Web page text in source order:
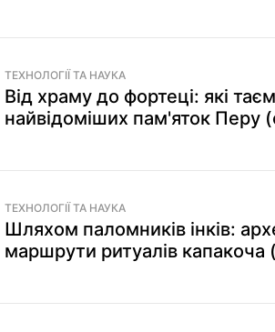
ТЕХНОЛОГІЇ ТА НАУКА
Від храму до фортеці: які
найвідоміших пам'яток Перу
ТЕХНОЛОГІЇ ТА НАУКА
Шляхом паломників інків:
маршрути ритуалів капакоча